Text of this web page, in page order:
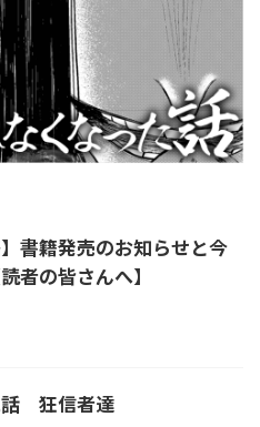
】書籍発売のお知らせと今
者の皆さんへ】
狂信者達